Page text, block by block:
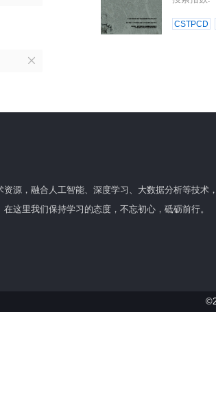
CSTPCD
资源，融合人工智能、深度学习、大数据分析等技术
这里我们保持学习的态度，不忘初心，砥砺前行。